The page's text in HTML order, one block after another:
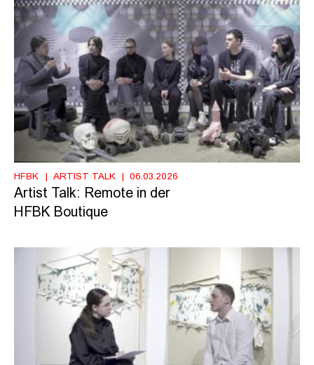
HFBK ARTIST TALK 06.03.2026
Artist Talk: Remote in der
HFBK Boutique